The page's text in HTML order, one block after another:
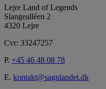
Lejre Land of Legends
Slangealléen 2
4320 Lejre
Cvr: 33247257
P. +45 46 48 08 78
E. kontakt@sagnlandet.dk